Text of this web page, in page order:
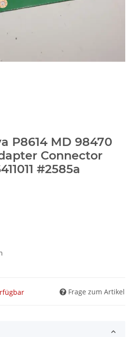
P8614 MD 98470
Connector
#2585a
Frage zum Artikel